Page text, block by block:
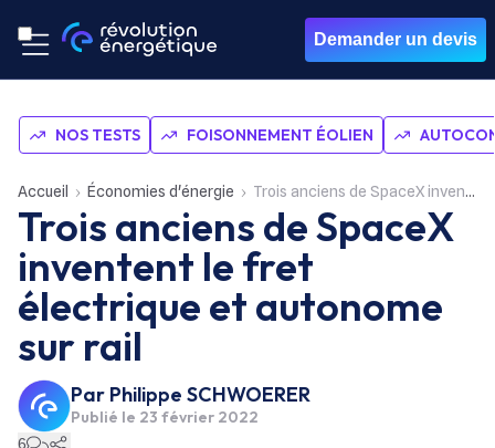
Demander un devis
NOS TESTS FOISONNEMENT ÉOLIEN
Accueil Économies d'énergie Trois anciens de SpaceX inventent le fret électrique et autonome sur rail
Trois anciens de SpaceX
inventent le fret
électrique et autonome
sur rail
Par Philippe SCHWOERER
Publié le 23 février 2022
6